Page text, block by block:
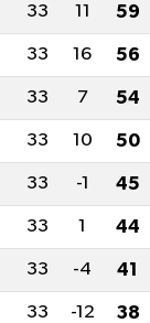
33 11 59
33 16 56
33 7 54
33 10 50
33 -1 45
33 1 44
33 -4 41
33 -12 38